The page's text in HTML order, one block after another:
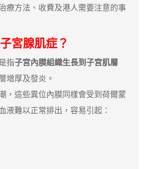
療方法、收費及港人需要注意的事
宮腺肌症？
指子宮內膜組織生長到子宮肌層
增厚及發炎。
這些異位內膜同樣會受到荷爾蒙
液難以正常排出，容易引起：